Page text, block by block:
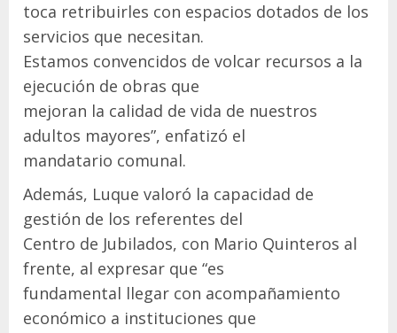
toca retribuirles con espacios dotados de los
servicios que necesitan.
Estamos convencidos de volcar recursos a la
ejecución de obras que
mejoran la calidad de vida de nuestros
adultos mayores”, enfatizó el
mandatario comunal.
Además, Luque valoró la capacidad de
gestión de los referentes del
Centro de Jubilados, con Mario Quinteros al
frente, al expresar que “es
fundamental llegar con acompañamiento
económico a instituciones que